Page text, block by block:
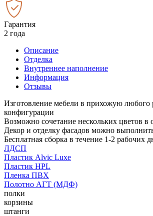
Гарантия
2 года
Описание
Отделка
Внутреннее наполнение
Информация
Отзывы
Изготовление мебели в прихожую любого
конфигурации
Возможно сочетание нескольких цветов в
Декор и отделку фасадов можно
Бесплатная сборка в течение 1-2 рабочих
ЛДСП
Пластик Alvic Luxe
Пластик HPL
Пленка ПВХ
Полотно АГТ (МДФ)
полки
корзины
штанги